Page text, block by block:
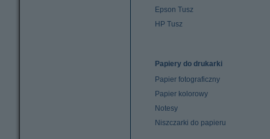
Epson Tusz
HP Tusz
Papiery do drukarki
Papier fotograficzny
Papier kolorowy
Notesy
Niszczarki do papieru